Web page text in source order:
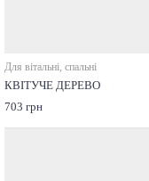
Для вітальні, спальні
КВІТУЧЕ ДЕРЕВО
703 грн